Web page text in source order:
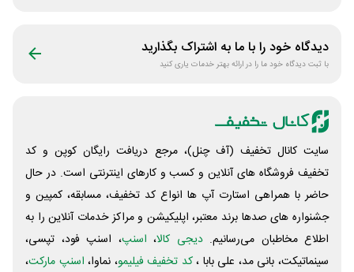
دیدگاه خود را با ما به اشتراک بگذارید
با ثبت دیدگاه خود ما را در ارائه بهتر خدمات یاری کنید
سایت کانال تخفیف (آف چنل)، مرجع دریافت رایگان کوپن و کد
تخفیف فروشگاه های آنلاین و کسب و‌ کارهای اینترنتی است. در حال
حاضر با همراهی استارت آپ ها انواع کد تخفیف، مسابقه، کمپین و
جشنواره های صدها برند معتبر، اپلیکیشن و مراکز خدمات آنلاین را به
اطلاع مخاطبان می‌رسانیم. دیجی کالا، اسنپ، اسنپ فود، تپسی،
سینماتیکت، بانی مد، علی‌ بابا ،کد تخفیف فیلیمو، نماوا، اسنپ مارکت،